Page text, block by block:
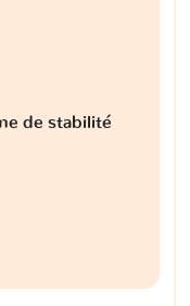
de stabilité